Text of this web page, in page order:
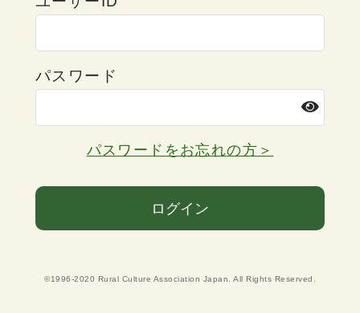
パスワード
パスワードをお忘れの方＞
ログイン
©1996-2020 Rural Culture Association Japan. All Rights Reserved.